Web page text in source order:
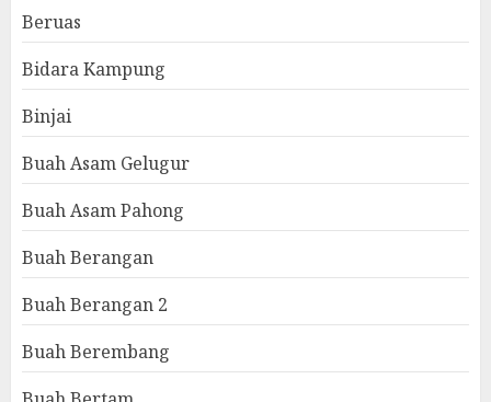
Beruas
Bidara Kampung
Binjai
Buah Asam Gelugur
Buah Asam Pahong
Buah Berangan
Buah Berangan 2
Buah Berembang